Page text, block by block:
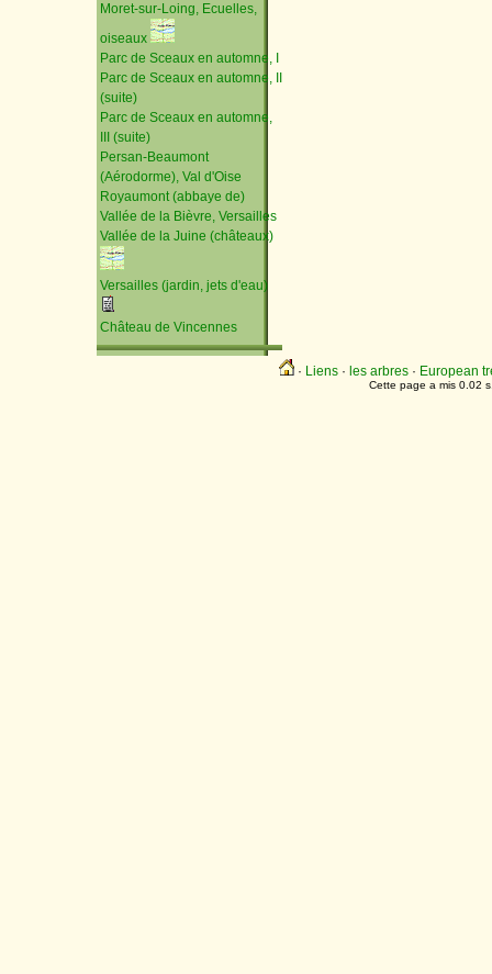
Moret-sur-Loing, Ecuelles,
oiseaux
Parc de Sceaux en automne, I
Parc de Sceaux en automne, II
(suite)
Parc de Sceaux en automne,
III (suite)
Persan-Beaumont
(Aérodorme), Val d'Oise
Royaumont (abbaye de)
Vallée de la Bièvre, Versailles
Vallée de la Juine (châteaux)
Versailles (jardin, jets d'eau)
Château de Vincennes
· Liens· les arbres· European
Cette page a mis 0.02